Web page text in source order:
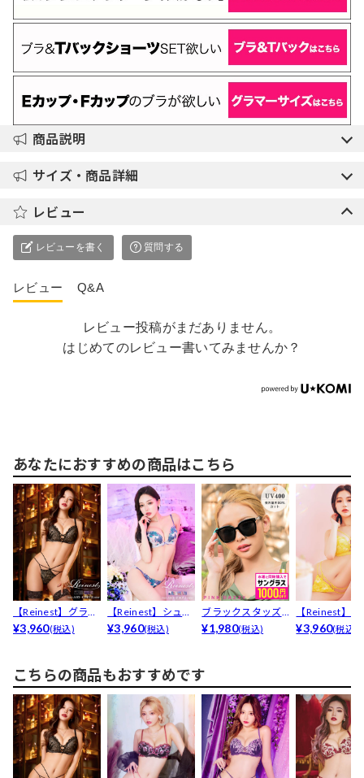
商品説明
サイズ・商品詳細
レビュー
レビューを書く 質問する
レビュー Q&A
レビュー投稿がまだありません。
はじめてのレビュー書いてみませんか？
あなたにおすすめの商品はこちら
【Reinest】グラマ
ラスフェザーロ...
¥3,960(税込)
【Reinest】シュエ
ットグラデーシ...
¥3,960(税込)
ブラックスタッズ
サングラス
¥1,980(税込)
【Reinest】
ーレースアッ
¥3,960(税込)
こちらの商品もおすすめです